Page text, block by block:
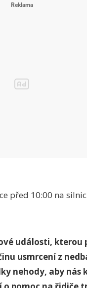
před 10:00 na
události,
usmrcení z
nehody, aby